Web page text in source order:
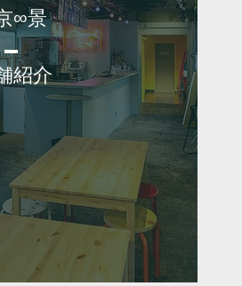
∞景
紹介